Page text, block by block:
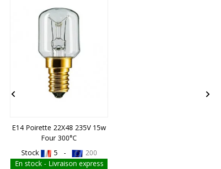
E14 Poirette 22X48 235V 15w
Four 300°C
Stock
5 -
200
En stock - Livraison express
 